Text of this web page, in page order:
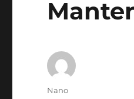
Autor
Nano